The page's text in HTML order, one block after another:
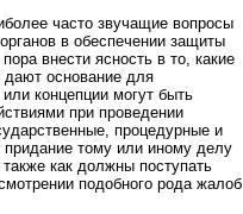
часто звучащие вопросы
в обеспечении защиты
внести ясность в то, какие
дают основание для
концепции могут быть
при проведении
процедурные и
тому или иному делу
как должны поступать
подобного рода жалоб